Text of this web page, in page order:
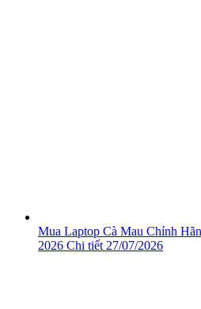
Mua Laptop Cà Mau Chính
2026 Chi tiết 27/07/2026